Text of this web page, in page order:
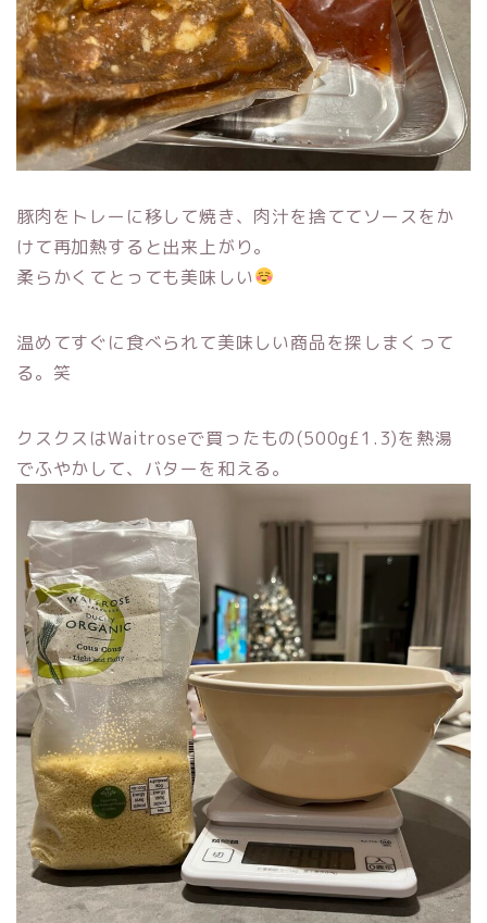
豚肉をトレーに移して焼き、肉汁を捨ててソースをか
けて再加熱すると出来上がり。
柔らかくてとっても美味しい
温めてすぐに食べられて美味しい商品を探しまくって
る。笑
クスクスはWaitroseで買ったもの(500g£1.3)を熱湯
でふやかして、バターを和える。